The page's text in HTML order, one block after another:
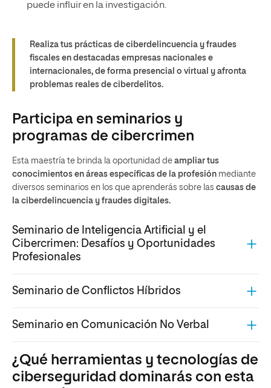
puede influir en la investigación.
Realiza tus prácticas de ciberdelincuencia y fraudes
fiscales en destacadas empresas nacionales e
internacionales, de forma presencial o virtual y afronta
problemas reales de ciberdelitos.
Participa en seminarios y
programas de cibercrimen
Esta maestría te brinda la oportunidad de ampliar tus
conocimientos en áreas específicas de la profesión mediante
diversos seminarios en los que aprenderás sobre las causas de
la ciberdelincuencia y fraudes digitales.
Seminario de Inteligencia Artificial y el
Cibercrimen: Desafíos y Oportunidades
Profesionales
Seminario de Conflictos Híbridos
Seminario en Comunicación No Verbal
¿Qué herramientas y tecnologías de
ciberseguridad dominarás con esta